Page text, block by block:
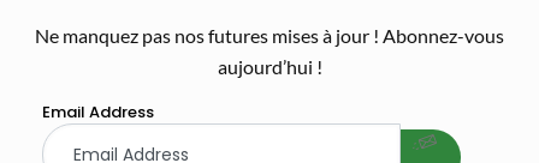
Ne manquez pas nos futures mises à jour ! Abonnez-vous
aujourd’hui !
Email Address